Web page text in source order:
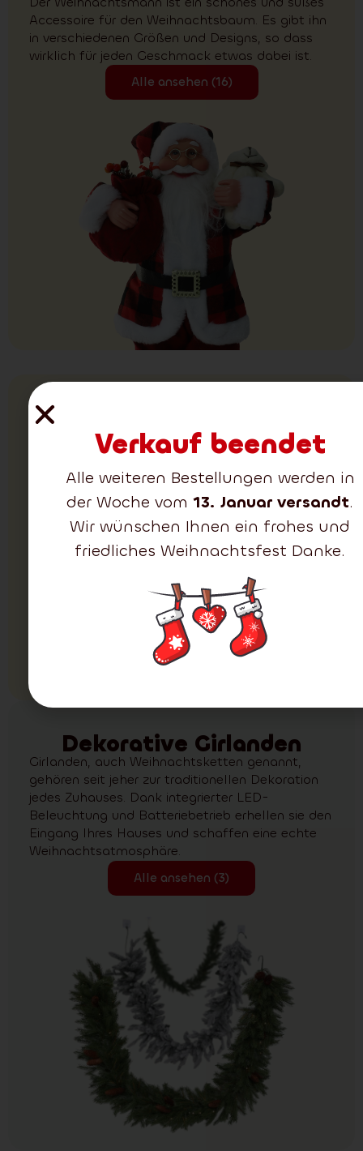
Accessoire für den Weihnachtsbaum. Es gibt ihn
in verschiedenen Größen und Designs, so dass
wirklich für jeden Geschmack etwas dabei ist.
Alle ansehen (16)
Körbe für
Christbäume
den Weihnachtsbaum
zeichnet sich durch ein
sowie dichte und
realistisch wirkende
Dekorative Girlanden
Girlanden, auch Weihnachtsketten genannt,
gehören seit jeher zur traditionellen Dekoration
jedes Zuhauses. Dank integrierter LED-
Beleuchtung und Batteriebetrieb erhellen sie den
Eingang Ihres Hauses und schaffen eine echte
Weihnachtsatmosphäre.
Alle ansehen (3)
Verkauf beendet
Alle weiteren Bestellungen werden in
der Woche vom 13. Januar versandt.
Wir wünschen Ihnen ein frohes und
friedliches Weihnachtsfest Danke.